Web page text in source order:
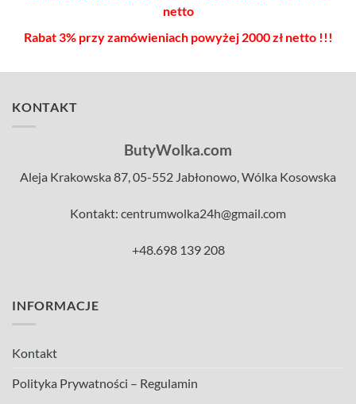
netto
Rabat 3% przy zamówieniach powyżej 2000 zł netto !!!
KONTAKT
ButyWolka.com
Aleja Krakowska 87, 05-552 Jabłonowo, Wólka Kosowska
Kontakt: centrumwolka24h@gmail.com
+48.698 139 208
INFORMACJE
Kontakt
Polityka Prywatności – Regulamin